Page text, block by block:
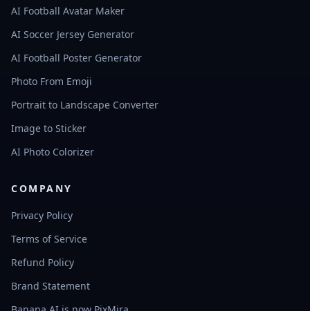
AI Football Avatar Maker
AI Soccer Jersey Generator
AI Football Poster Generator
Photo From Emoji
Portrait to Landscape Converter
Image to Sticker
AI Photo Colorizer
COMPANY
Privacy Policy
Terms of Service
Refund Policy
Brand Statement